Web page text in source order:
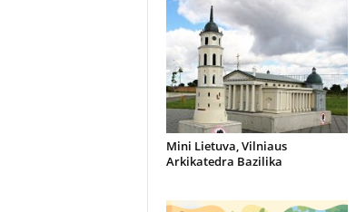
Mini Lietuva, Vilniaus
Arkikatedra Bazilika